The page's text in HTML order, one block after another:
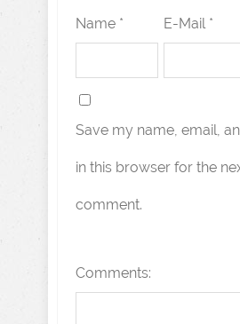
Name * E-Mail *
Save my name, email,
in this browser for the
comment.
Comments: